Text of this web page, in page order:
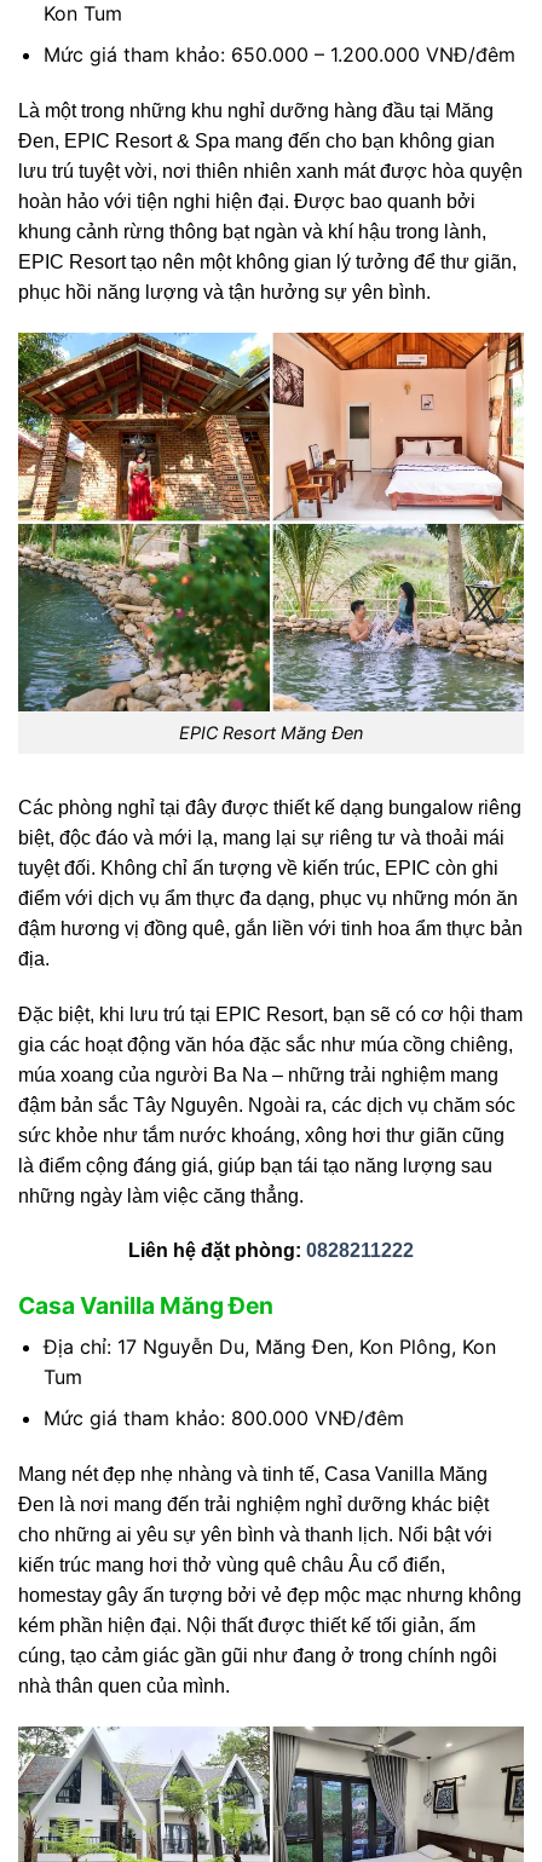
Kon Tum
Mức giá tham khảo: 650.000 – 1.200.000 VNĐ/đêm
Là một trong những khu nghỉ dưỡng hàng đầu tại Măng
Đen, EPIC Resort & Spa mang đến cho bạn không gian
lưu trú tuyệt vời, nơi thiên nhiên xanh mát được hòa quyện
hoàn hảo với tiện nghi hiện đại. Được bao quanh bởi
khung cảnh rừng thông bạt ngàn và khí hậu trong lành,
EPIC Resort tạo nên một không gian lý tưởng để thư giãn,
phục hồi năng lượng và tận hưởng sự yên bình.
EPIC Resort Măng Đen
Các phòng nghỉ tại đây được thiết kế dạng bungalow riêng
biệt, độc đáo và mới lạ, mang lại sự riêng tư và thoải mái
tuyệt đối. Không chỉ ấn tượng về kiến trúc, EPIC còn ghi
điểm với dịch vụ ẩm thực đa dạng, phục vụ những món ăn
đậm hương vị đồng quê, gắn liền với tinh hoa ẩm thực bản
địa.
Đặc biệt, khi lưu trú tại EPIC Resort, bạn sẽ có cơ hội tham
gia các hoạt động văn hóa đặc sắc như múa cồng chiêng,
múa xoang của người Ba Na – những trải nghiệm mang
đậm bản sắc Tây Nguyên. Ngoài ra, các dịch vụ chăm sóc
sức khỏe như tắm nước khoáng, xông hơi thư giãn cũng
là điểm cộng đáng giá, giúp bạn tái tạo năng lượng sau
những ngày làm việc căng thẳng.
Liên hệ đặt phòng: 0828211222
Casa Vanilla Măng Đen
Địa chỉ: 17 Nguyễn Du, Măng Đen, Kon Plông, Kon
Tum
Mức giá tham khảo: 800.000 VNĐ/đêm
Mang nét đẹp nhẹ nhàng và tinh tế, Casa Vanilla Măng
Đen là nơi mang đến trải nghiệm nghỉ dưỡng khác biệt
cho những ai yêu sự yên bình và thanh lịch. Nổi bật với
kiến trúc mang hơi thở vùng quê châu Âu cổ điển,
homestay gây ấn tượng bởi vẻ đẹp mộc mạc nhưng không
kém phần hiện đại. Nội thất được thiết kế tối giản, ấm
cúng, tạo cảm giác gần gũi như đang ở trong chính ngôi
nhà thân quen của mình.